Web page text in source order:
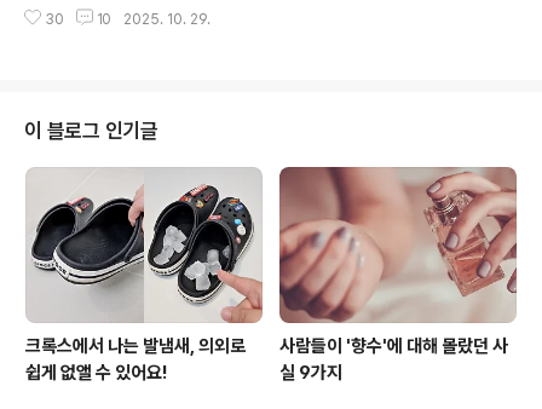
면 씹는 맛이 더 좋답니다. 소금, 후추를 살짝 뿌려 ..
들거예요. 맛은 물론이고 포만감에 칼로리까지 낮춘 피자
고구마피자도 그 중 하나랍니다^^ 고구마, 모짜렐라치즈,
토마토소스, 양파, 파프리카 준비해 주세요. 고구마를 깨끗
하게 씻은 뒤 껍질을 벗겨주세요. 찜통이나 전자레인지에
넣고 부드럽게 익혀줍니다. 따뜻할 때 포크로 곱게 으깨주
세요. 파프리카는 동글게 썰고, 양파는 가늘게 채 썰어주세
요...
30 10 2025. 10. 29.
이 블로그 인기글
크록스에서 나는 발냄새, 의외로
쉽게 없앨 수 있어요!
사람들이 '향수'에 대해 몰랐던 사
실 9가지